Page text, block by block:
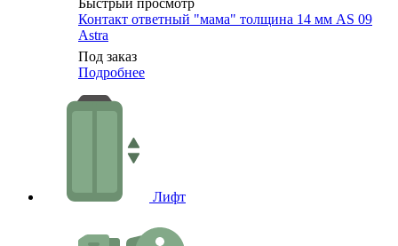
Контакт ответный "мама" толщина 14 мм AS 09
Astra
Под заказ
Подробнее
Лифт